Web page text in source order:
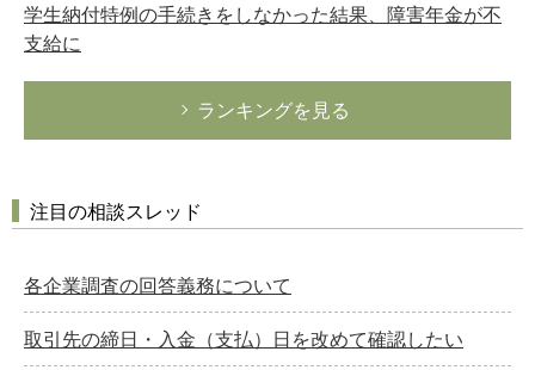
学生納付特例の手続きをしなかった結果、障害年金が不
支給に
ランキングを見る
注目の相談スレッド
各企業調査の回答義務について
取引先の締日・入金（支払）日を改めて確認したい